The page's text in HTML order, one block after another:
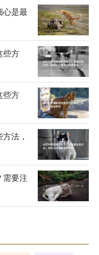
心是最
些方
些方
法，
需要注